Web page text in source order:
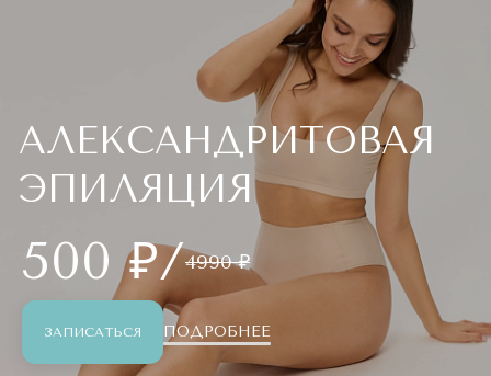
АЛЕКСАНДРИТОВАЯ
ЭПИЛЯЦИЯ
500 ₽/4990 ₽
ЗАПИСАТЬСЯ ПОДРОБНЕЕ